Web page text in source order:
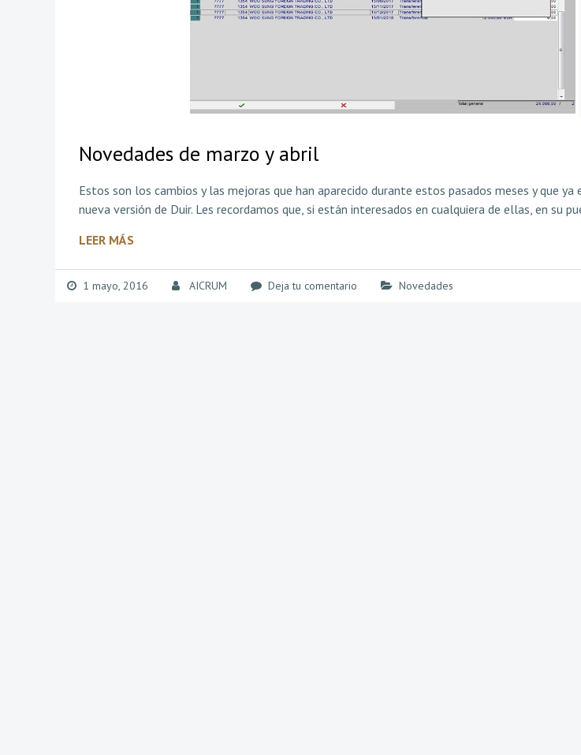
Novedades de marzo y abril
Estos son los cambios y las mejoras que han aparecido durante estos pasados meses y que ya
nueva versión de Duir. Les recordamos que, si están interesados en cualquiera de ellas, en su
LEER MÁS
1 mayo, 2016 AICRUM Deja tu comentario Novedades